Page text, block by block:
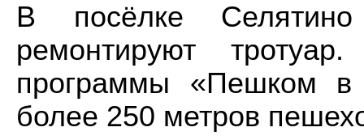
В посёлке
ремонтируют
программы «Пешком в
более 250 метров